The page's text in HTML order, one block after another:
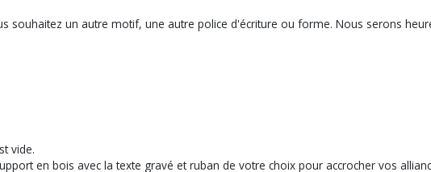
souhaitez un autre motif, une autre police d'écriture ou forme. Nous serons
vide.
en bois avec la texte gravé et ruban de votre choix pour accrocher vos